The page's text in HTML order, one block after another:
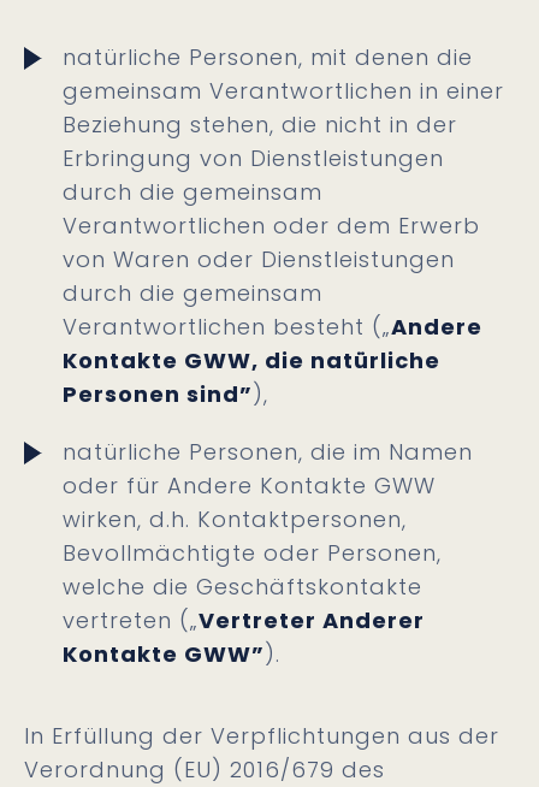
natürliche Personen, mit denen die
gemeinsam Verantwortlichen in einer
Beziehung stehen, die nicht in der
Erbringung von Dienstleistungen
durch die gemeinsam
Verantwortlichen oder dem Erwerb
von Waren oder Dienstleistungen
durch die gemeinsam
Verantwortlichen besteht („Andere
Kontakte GWW, die natürliche
Personen sind”),
natürliche Personen, die im Namen
oder für Andere Kontakte GWW
wirken, d.h. Kontaktpersonen,
Bevollmächtigte oder Personen,
welche die Geschäftskontakte
vertreten („Vertreter Anderer
Kontakte GWW”).
In Erfüllung der Verpflichtungen aus der
Verordnung (EU) 2016/679 des